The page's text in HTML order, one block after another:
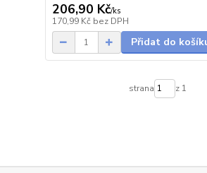
206,90 Kč/ks
170,99 Kč bez DPH
Přidat do
strana z 1